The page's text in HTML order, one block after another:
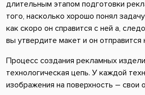
длительным этапом подготовки
того, насколько хорошо понял
как скоро он справится с ней а,
вы утвердите макет и он отправится
Процесс создания рекламных
технологическая цепь. У каждой
изображения на поверхность – свои